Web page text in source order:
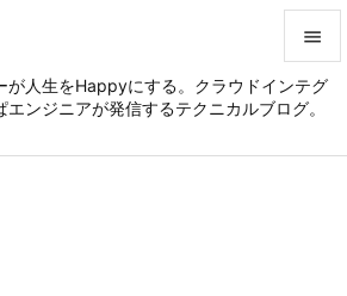
が人生をHappyにする。クラウドインテグ
ンジニアが発信するテクニカルブログ。


メニュ